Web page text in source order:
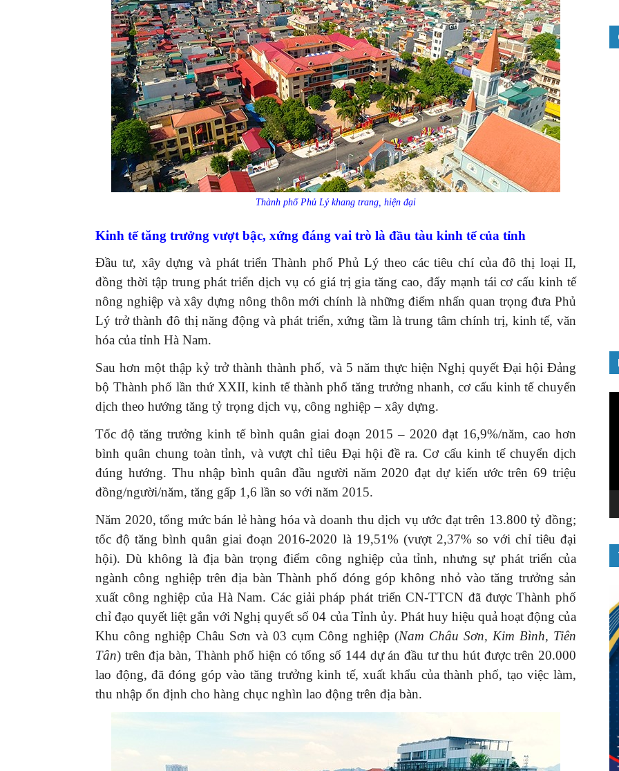
Thành phố Phủ Lý khang trang, hiện đại
Kinh tế tăng trưởng vượt bậc, xứng đáng vai trò là đầu tàu kinh tế của tỉnh
Đầu tư, xây dựng và phát triển Thành phố Phủ Lý theo các tiêu chí của đô thị loại II,
đồng thời tập trung phát triển dịch vụ có giá trị gia tăng cao, đẩy mạnh tái cơ cấu kinh tế
nông nghiệp và xây dựng nông thôn mới chính là những điểm nhấn quan trọng đưa Phủ
Lý trở thành đô thị năng động và phát triển, xứng tầm là trung tâm chính trị, kinh tế, văn
hóa của tỉnh Hà Nam.
Sau hơn một thập kỷ trở thành thành phố, và 5 năm thực hiện Nghị quyết Đại hội Đảng
bộ Thành phố lần thứ XXII, kinh tế thành phố tăng trưởng nhanh, cơ cấu kinh tế chuyển
dịch theo hướng tăng tỷ trọng dịch vụ, công nghiệp – xây dựng.
Tốc độ tăng trưởng kinh tế bình quân giai đoạn 2015 – 2020 đạt 16,9%/năm, cao hơn
bình quân chung toàn tỉnh, và vượt chỉ tiêu Đại hội đề ra. Cơ cấu kinh tế chuyển dịch
đúng hướng. Thu nhập bình quân đầu người năm 2020 đạt dự kiến ước trên 69 triệu
đồng/người/năm, tăng gấp 1,6 lần so với năm 2015.
Năm 2020, tổng mức bán lẻ hàng hóa và doanh thu dịch vụ ước đạt trên 13.800 tỷ đồng;
tốc độ tăng bình quân giai đoạn 2016-2020 là 19,51% (vượt 2,37% so với chỉ tiêu đại
hội). Dù không là địa bàn trọng điểm công nghiệp của tỉnh, nhưng sự phát triển của
ngành công nghiệp trên địa bàn Thành phố đóng góp không nhỏ vào tăng trưởng sản
xuất công nghiệp của Hà Nam. Các giải pháp phát triển CN-TTCN đã được Thành phố
chỉ đạo quyết liệt gắn với Nghị quyết số 04 của Tỉnh ủy. Phát huy hiệu quả hoạt động của
Khu công nghiệp Châu Sơn và 03 cụm Công nghiệp (Nam Châu Sơn, Kim Bình, Tiên
Tân) trên địa bàn, Thành phố hiện có tổng số 144 dự án đầu tư thu hút được trên 20.000
lao động, đã đóng góp vào tăng trưởng kinh tế, xuất khẩu của thành phố, tạo việc làm,
thu nhập ổn định cho hàng chục nghìn lao động trên địa bàn.
Quản trị nhân tài – Từ lý thuyết
đến thực tiễn
08/12/2025